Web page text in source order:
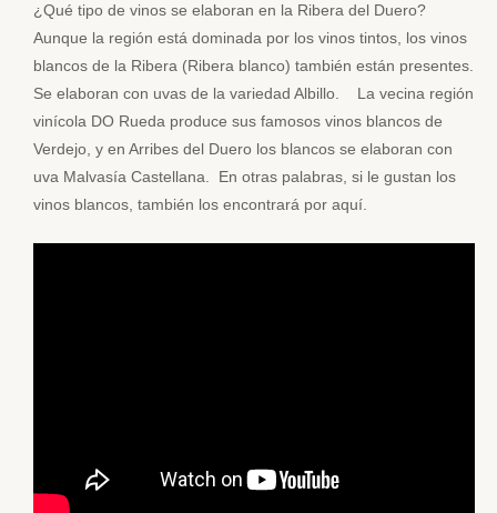
¿Qué tipo de vinos se elaboran en la Ribera del Duero?
Aunque la región está dominada por los vinos tintos, los vinos
blancos de la Ribera (Ribera blanco) también están presentes.
Se elaboran con uvas de la variedad Albillo. La vecina región
vinícola DO Rueda produce sus famosos vinos blancos de
Verdejo, y en Arribes del Duero los blancos se elaboran con
uva Malvasía Castellana. En otras palabras, si le gustan los
vinos blancos, también los encontrará por aquí.